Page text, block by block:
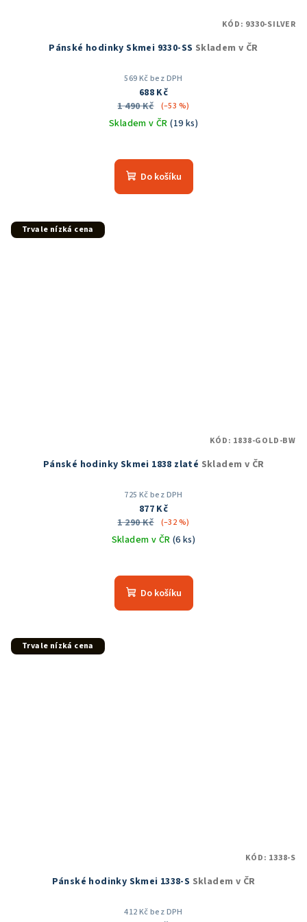
Pánské hodinky Skmei 9330-SS Skladem v ČR
569 Kč bez DPH
688 Kč
1 490 Kč
(–53 %)
Skladem v ČR(19 ks)
hodnocení
produktu
Do košíku
KÓD: 9330-SILVER
Trvale nízká cena
Pánské hodinky Skmei 1838 zlaté Skladem v ČR
725 Kč bez DPH
877 Kč
1 290 Kč
(–32 %)
Skladem v ČR (6 ks)
hodnocení
produktu
Do košíku
KÓD: 1838-GOLD-BW
Trvale nízká cena
Pánské hodinky Skmei 1338-S Skladem v ČR
412 Kč bez DPH
KÓD: 1338-S